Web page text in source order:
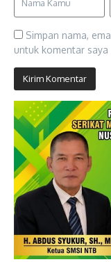
Simpan nama,
untuk komentar saya